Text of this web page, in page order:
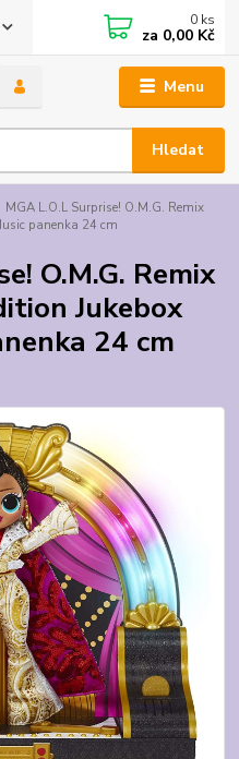
Menu
Hledat
0 ks
za 0,00 Kč
MGA L.O.L Surprise! O.M.G. Remix
panenka 24 cm
O.M.G. Remix
Jukebox
24 cm